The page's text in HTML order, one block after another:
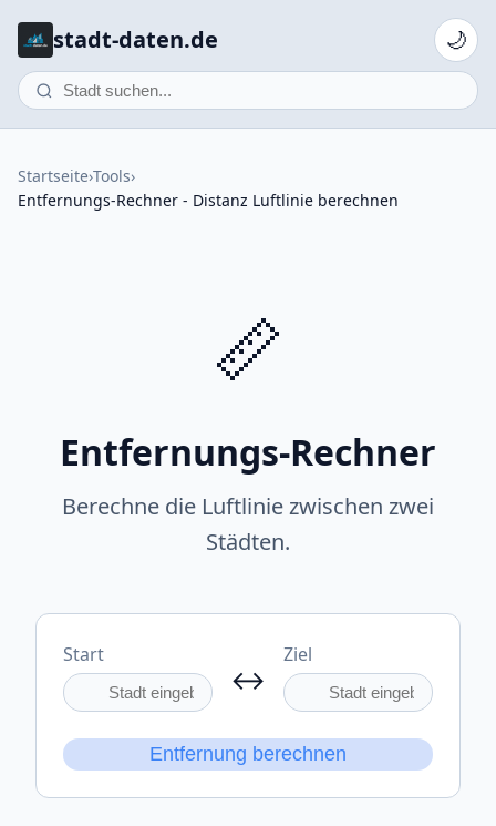
stadt-daten.de 🌙
Startseite›Tools›
Entfernungs-Rechner - Distanz Luftlinie berechnen
📏
Entfernungs-Rechner
Berechne die Luftlinie zwischen zwei
Städten.
Start
↔
Ziel
Entfernung berechnen